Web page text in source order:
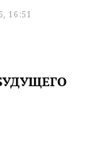
16:51